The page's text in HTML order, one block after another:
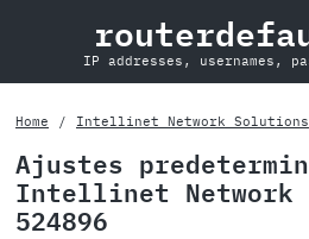
IP addresses, usernames,
Home Intellinet Network Solutions
Ajustes
Intellinet Network
524896